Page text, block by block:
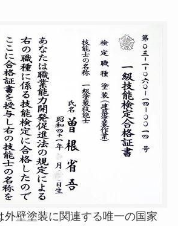
外壁塗装に関連する唯一の国家